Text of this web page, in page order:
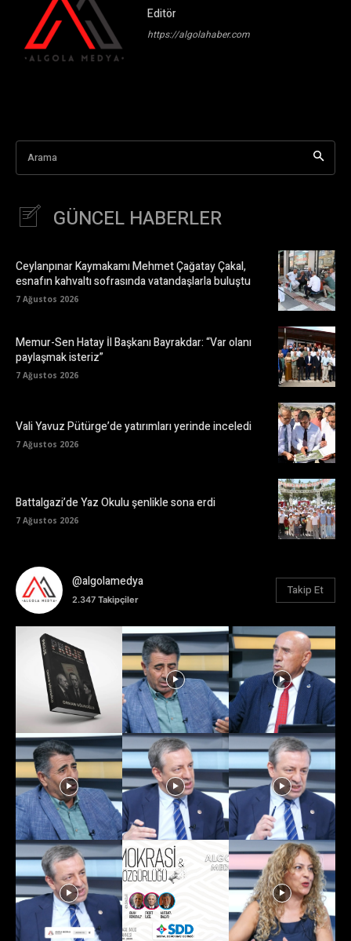
Editör
https://algolahaber.com
Arama
GÜNCEL HABERLER
Ceylanpınar Kaymakamı Mehmet Çağatay Çakal,
esnafın kahvaltı sofrasında vatandaşlarla buluştu
7 Ağustos 2026
Memur-Sen Hatay İl Başkanı Bayrakdar: “Var olanı
paylaşmak isteriz”
7 Ağustos 2026
Vali Yavuz Pütürge’de yatırımları yerinde inceledi
7 Ağustos 2026
Battalgazi’de Yaz Okulu şenlikle sona erdi
7 Ağustos 2026
@algolamedya
2.347 Takipçiler
Takip Et